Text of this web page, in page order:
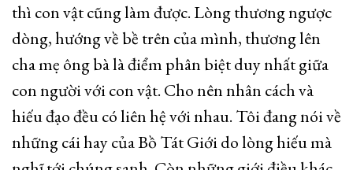
thì con vật cũng làm được. Lòng thương ngược
dòng, hướng về bề trên của mình, thương lên
cha mẹ ông bà là điểm phân biệt duy nhất giữa
con người với con vật. Cho nên nhân cách và
hiếu đạo đều có liên hệ với nhau. Tôi đang nói về
những cái hay của Bồ Tát Giới do lòng hiếu mà